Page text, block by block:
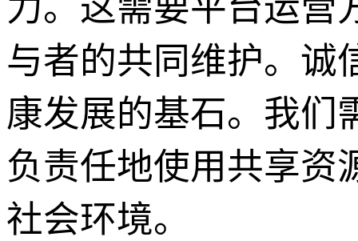
与者的共同维护。诚
康发展的基石。我们
负责任地使用共享资
社会环境。